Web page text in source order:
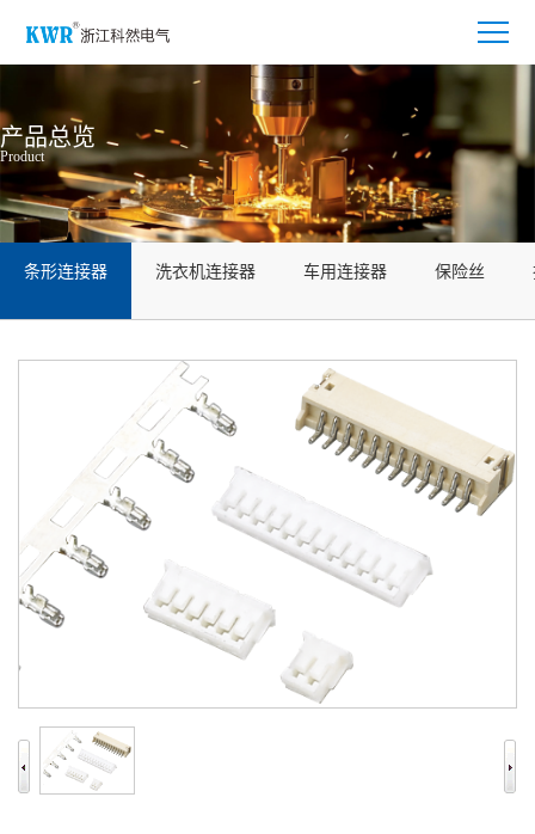
产品总览
Product
条形连接器 洗衣机连接器 车用连接器 保险丝